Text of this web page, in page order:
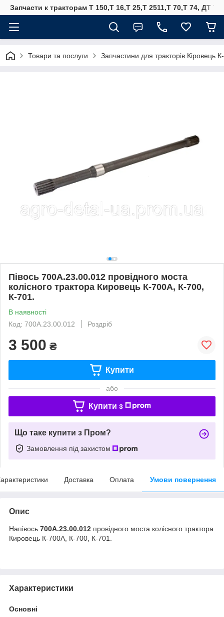
Запчасти к тракторам Т 150,Т 16,Т 25,Т 2511,Т 70,Т 74, ДТ
Товари та послуги Запчастини для тракторів Кіровець
Півось 700А.23.00.012 провідного моста
колісного трактора Кировець К-700А, К-700,
К-701.
В наявності
Код: 700А.23.00.012
Роздріб
3 500 ₴
Купити
або
Купити з
Що таке купити з Пром?
Замовлення під захистом
Доставка Оплата Умови повернення
Опис
Напівось 700А.23.00.012 провідного моста колісного трактора
Кировець К-700А, К-700, К-701.
Характеристики
Основні